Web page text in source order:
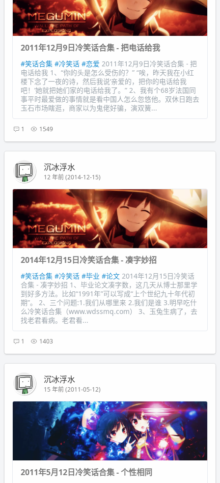
2011年12月9日冷笑话合集 - 把电话给我
#笑话合集 #冷笑话 #恋爱 2011年12月9日冷笑话合集 - 把
电话给我 1、“你的头是怎么受伤的？” “唉，昨天我在小红
楼下念了一夜的诗，然后我说‘亲爱的，把你的电话给我
吧！’她就把她们家的电话给我了。” 2、我有个68岁法国同
事平时最爱做的事情就是看中国人怎么忽悠他。双休日跑去
玉石市场瞎逛，商家以为鬼佬好骗，演双簧...
1 1549
沉冰浮水
12 年前 (2014-12-15)
2014年12月15日冷笑话合集 - 凑字妙招
#笑话合集 #冷笑话 #毕业 #论文 2014年12月15日冷笑话
合集 - 凑字妙招 1、毕业论文凑字数，这几天从博士那里学
到好多方法。比如“1991年”可以写成“上个世纪九十年代初
期”。 2、三个问题:1.我们从哪里来 2.我们是谁 3.明早吃什
么冷笑话合集（www.wdssmq.com） 3、玉兔生病了，去
找老君看病。老君看...
1 1403
沉冰浮水
15 年前 (2011-05-12)
2011年5月12日冷笑话合集 - 个性相同